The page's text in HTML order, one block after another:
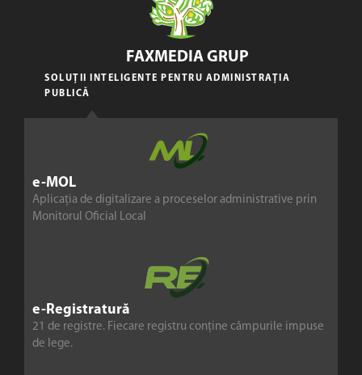
e-MOL
Aplicația de digitalizare a proceselor administrative prin
Monitorul Oficial Local
e-Registratură
21 de registre. Fiecare registru conține câmpurile impuse
de lege.
FAXMEDIA GRUP
SOLUȚII INTELIGENTE PENTRU ADMINISTRAȚIA
PUBLICĂ